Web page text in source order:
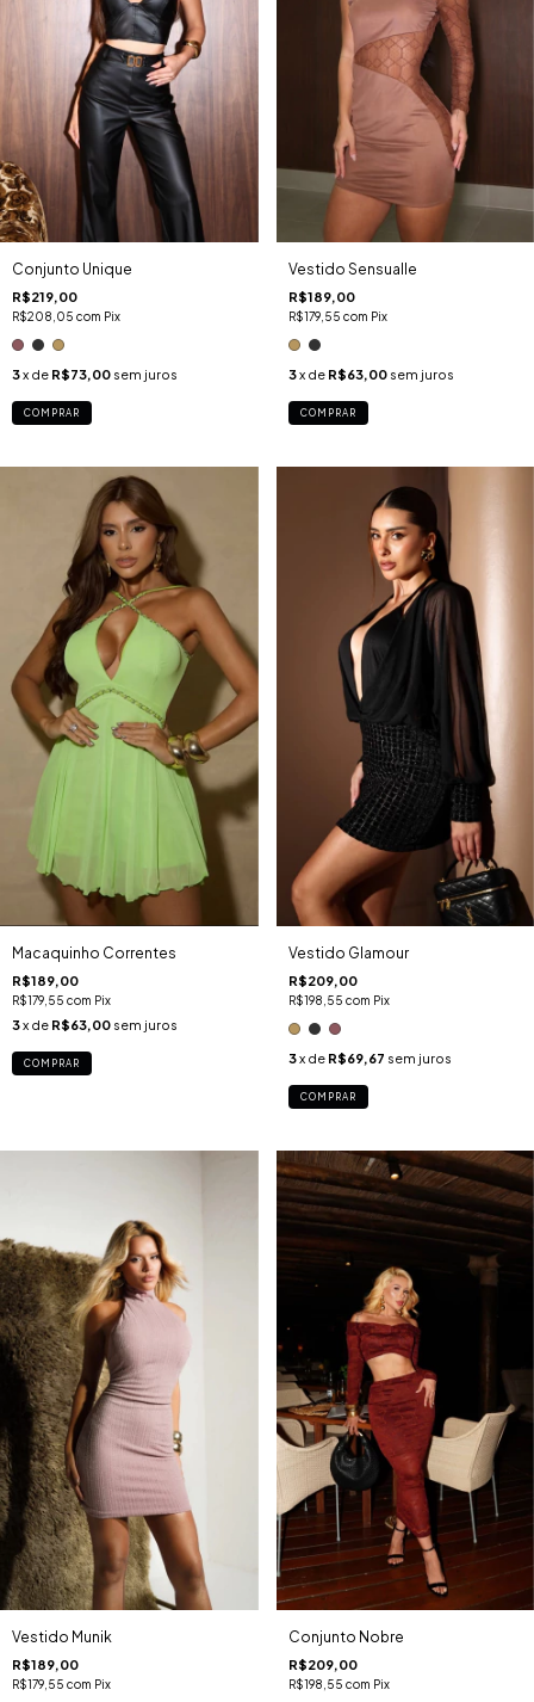
Conjunto Unique
R$219,00
R$208,05 com Pix
3x de R$73,00 sem juros
COMPRAR
Vestido Sensualle
R$189,00
R$179,55 com Pix
3x de R$63,00 sem juros
COMPRAR
Macaquinho Correntes
R$189,00
R$179,55 com Pix
3x de R$63,00 sem juros
COMPRAR
Vestido Glamour
R$209,00
R$198,55 com Pix
3x de R$69,67 sem juros
COMPRAR
Vestido Munik
R$189,00
R$179,55 com Pix
Conjunto Nobre
R$209,00
R$198,55 com Pix